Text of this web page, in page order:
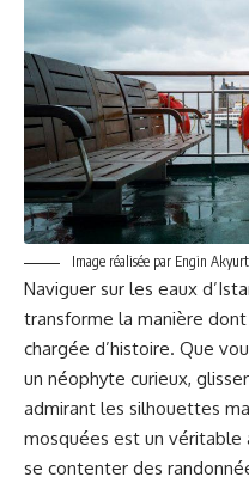
Image réalisée par Engin
Naviguer sur les eaux
transforme la manière
chargée d’histoire. Que
un néophyte curieux,
admirant les silhouettes
mosquées est un véritable
se contenter des